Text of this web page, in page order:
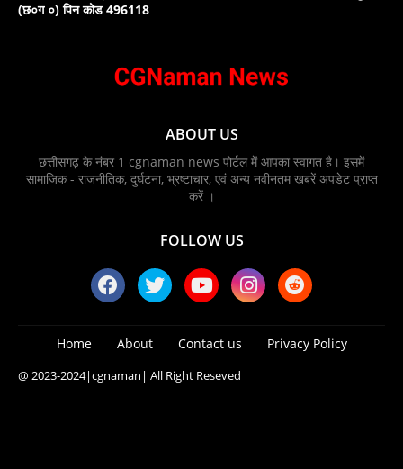
(छ०ग ०) पिन कोड 496118
ABOUT US
छत्तीसगढ़ के नंबर 1 cgnaman news पोर्टल में आपका स्वागत है। इसमें
सामाजिक - राजनीतिक, दुर्घटना, भ्रष्टाचार, एवं अन्य नवीनतम खबरें अपडेट प्राप्त
करें ।
FOLLOW US
Home About Contact us Privacy Policy
@ 2023-2024|cgnaman| All Right Reseved